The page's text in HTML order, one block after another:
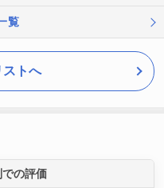
覧
ストへ
の評価